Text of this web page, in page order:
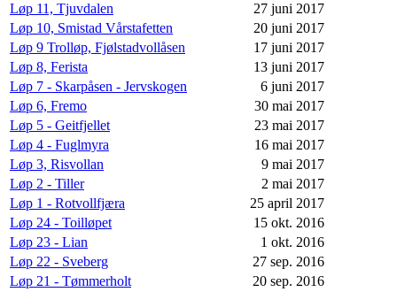
Løp 11, Tjuvdalen
27 juni 2017
Løp 10, Smistad Vårstafetten
20 juni 2017
Løp 9 Trolløp, Fjølstadvollåsen
17 juni 2017
Løp 8, Ferista
13 juni 2017
Løp 7 - Skarpåsen - Jervskogen
6 juni 2017
Løp 6, Fremo
30 mai 2017
Løp 5 - Geitfjellet
23 mai 2017
Løp 4 - Fuglmyra
16 mai 2017
Løp 3, Risvollan
9 mai 2017
Løp 2 - Tiller
2 mai 2017
Løp 1 - Rotvollfjæra
25 april 2017
Løp 24 - Toilløpet
15 okt. 2016
Løp 23 - Lian
1 okt. 2016
Løp 22 - Sveberg
27 sep. 2016
Løp 21 - Tømmerholt
20 sep. 2016